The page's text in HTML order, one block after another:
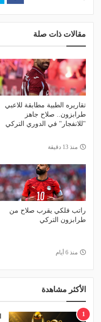
مقالات ذات صلة
تقاريره الطبية مطابقة للاعبي
طرابزون.. صلاح جاهز
"للانفجار" في الدوري التركي
منذ 13 دقيقة
راتب فلكي يقرب صلاح من
طرابزون التركي
منذ 6 أيام
الأكثر مشاهدة
1